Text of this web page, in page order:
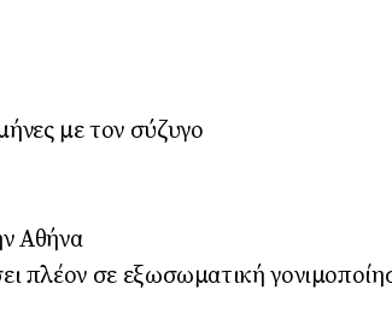
με τον σύζυγο
Αθήνα
πλέον σε εξωσωματική